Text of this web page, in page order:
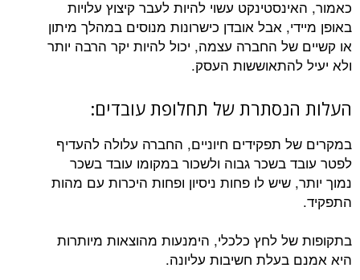
כאמור, האינסטינקט עשוי להיות לעבר קיצוץ עלויות
באופן מיידי, אבל אובדן כישרונות מנוסים במהלך מיתון
או קשיים של החברה עצמה, יכול להיות יקר הרבה יותר
ולא יעיל להתאוששות העסק.
העלות הנסתרת של תחלופת עובדים:
במקרים של תפקידים חיוניים, החברה עלולה להעדיף
לפטר עובד בשכר גבוה ולשכור במקומו עובד בשכר
נמוך יותר, שיש לו פחות ניסיון ופחות היכרות עם מהות
התפקיד.
בתקופות של לחץ כלכלי, הימנעות מהוצאות מיותרות
היא אמנם בעלת חשיבות עליונה.